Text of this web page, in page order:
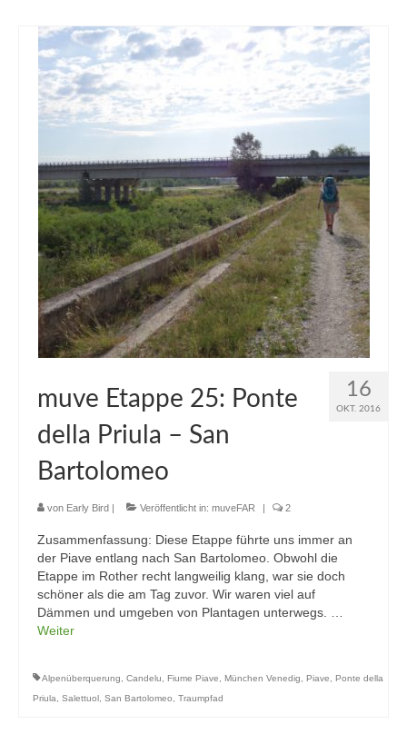
16
OKT. 2016
muve Etappe 25: Ponte
della Priula – San
Bartolomeo
von Early Bird Veröffentlicht in: muveFAR 2
Zusammenfassung: Diese Etappe führte uns immer an
der Piave entlang nach San Bartolomeo. Obwohl die
Etappe im Rother recht langweilig klang, war sie doch
schöner als die am Tag zuvor. Wir waren viel auf
Dämmen und umgeben von Plantagen unterwegs. …
Weiter
Alpenüberquerung, Candelu, Fiume Piave, München Venedig, Piave, Ponte della
Priula, Salettuol, San Bartolomeo, Traumpfad